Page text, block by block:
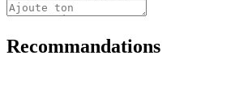
Recommandations